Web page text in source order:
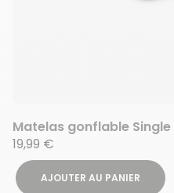
Matelas gonflable
19,99 €
AJOUTER AU PANIER